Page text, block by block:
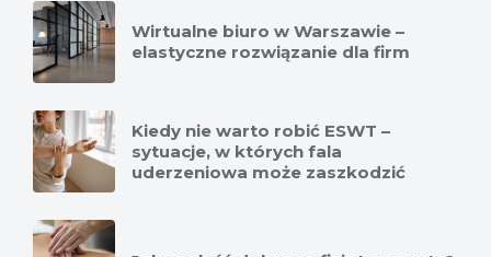
Wirtualne biuro w Warszawie –
elastyczne rozwiązanie dla firm
Kiedy nie warto robić ESWT –
sytuacje, w których fala
uderzeniowa może zaszkodzić